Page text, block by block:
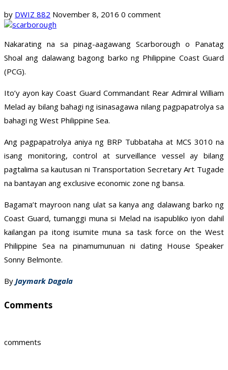
by DWIZ 882 November 8, 2016 0 comment
Nakarating na sa pinag-aagawang Scarborough o Panatag
Shoal ang dalawang bagong barko ng Philippine Coast Guard
(PCG).
Ito’y ayon kay Coast Guard Commandant Rear Admiral William
Melad ay bilang bahagi ng isinasagawa nilang pagpapatrolya sa
bahagi ng West Philippine Sea.
Ang pagpapatrolya aniya ng BRP Tubbataha at MCS 3010 na
isang monitoring, control at surveillance vessel ay bilang
pagtalima sa kautusan ni Transportation Secretary Art Tugade
na bantayan ang exclusive economic zone ng bansa.
Bagama’t mayroon nang ulat sa kanya ang dalawang barko ng
Coast Guard, tumanggi muna si Melad na isapubliko iyon dahil
kailangan pa itong isumite muna sa task force on the West
Philippine Sea na pinamumunuan ni dating House Speaker
Sonny Belmonte.
By Jaymark Dagala
Comments
comments